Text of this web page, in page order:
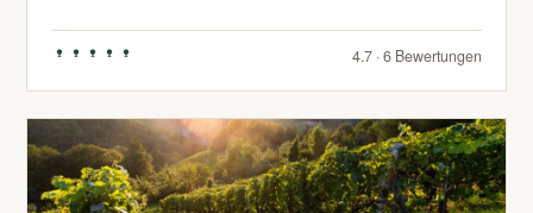
4.7 · 6 Bewertungen